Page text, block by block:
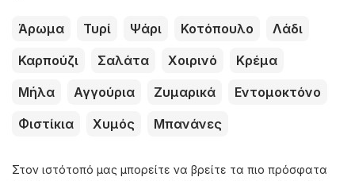
Άρωμα Τυρί Ψάρι Κοτόπουλο
Λάδι
Καρπούζι
Σαλάτα Χοιρινό
Κρέμα
Μήλα
Αγγούρια Ζυμαρικά
Εντομοκτόνο
Φιστίκια
Χυμός Μπανάνες
Στον ιστότοπό μας μπορείτε να βρείτε τα πιο πρόσφατα